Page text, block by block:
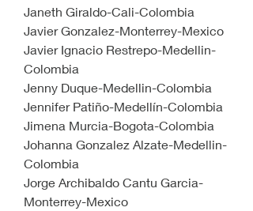
Janeth Giraldo-Cali-Colombia
Javier Gonzalez-Monterrey-Mexico
Javier Ignacio Restrepo-Medellin-
Colombia
Jenny Duque-Medellin-Colombia
Jennifer Patiño-Medellín-Colombia
Jimena Murcia-Bogota-Colombia
Johanna Gonzalez Alzate-Medellin-
Colombia
Jorge Archibaldo Cantu Garcia-
Monterrey-Mexico